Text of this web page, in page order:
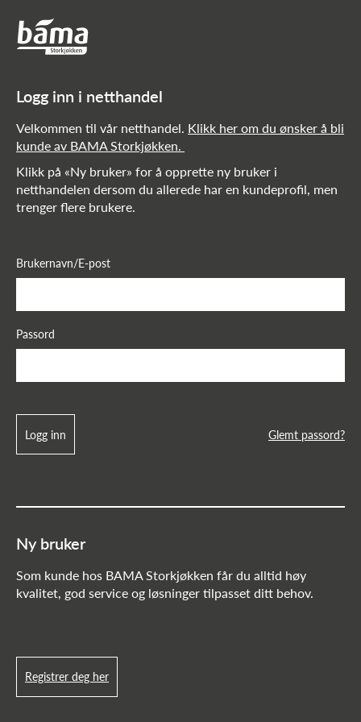
Netthandel!
Logg inn i netthandel
Velkommen til vår netthandel. Klikk her om du ønsker å bli
kunde av BAMA Storkjøkken.
Klikk på «Ny bruker» for å opprette ny bruker i
netthandelen dersom du allerede har en kundeprofil, men
trenger flere brukere.
Brukernavn/E-post
Passord
Logg inn Glemt passord?
Ny bruker
Som kunde hos BAMA Storkjøkken får du alltid høy
kvalitet, god service og løsninger tilpasset ditt behov.
Registrer deg her